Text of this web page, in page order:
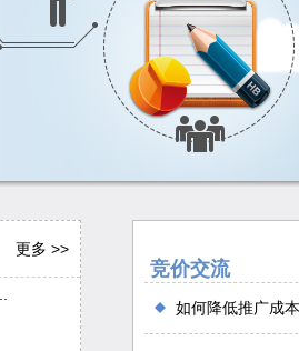
更多 >>
竞价交流
如何降低推广成本